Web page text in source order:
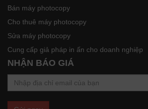
Bán máy photocopy
Cho thuê máy photocopy
Sửa máy photocopy
Cung cấp giả pháp in ấn cho doanh nghiệp
NHẬN BÁO GIÁ